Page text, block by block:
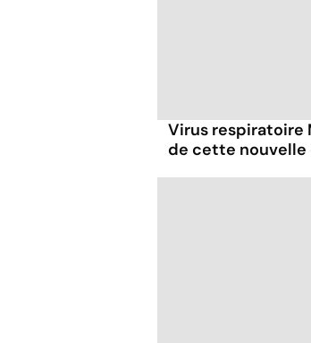
Virus respiratoire
de cette nouvelle